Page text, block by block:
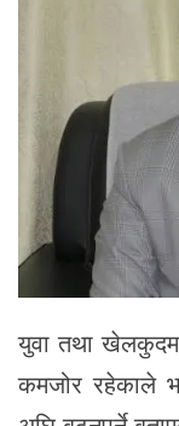
युवा तथा
कमजोर रहेकाले